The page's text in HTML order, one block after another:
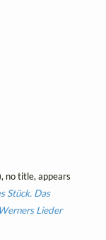
title, appears
Stück. Das
Lieder